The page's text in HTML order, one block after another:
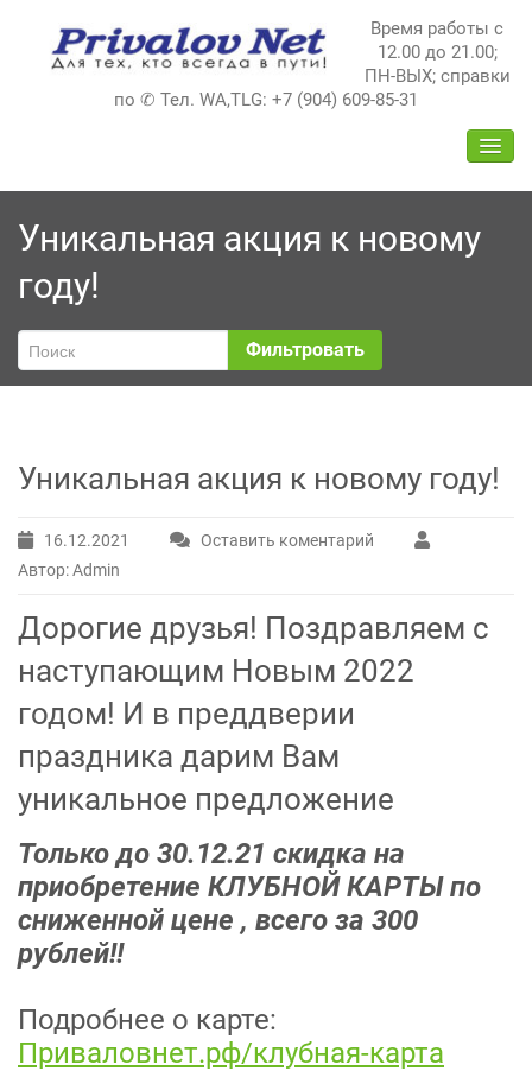
содержимому
Время работы с
12.00 до 21.00;
ПН-ВЫХ; справки
по ✆ Тел. WA,TLG: +7 (904) 609-85-31
Уникальная акция к новому
году!
Фильтровать
Уникальная акция к новому году!
16.12.2021
Оставить коментарий
Автор: Admin
Дорогие друзья! Поздравляем с
наступающим Новым 2022
годом! И в преддверии
праздника дарим Вам
уникальное предложение
Только до 30.12.21 скидка на
приобретение КЛУБНОЙ КАРТЫ по
сниженной цене , всего за 300
рублей!!
Подробнее о карте:
Приваловнет.рф/клубная-карта